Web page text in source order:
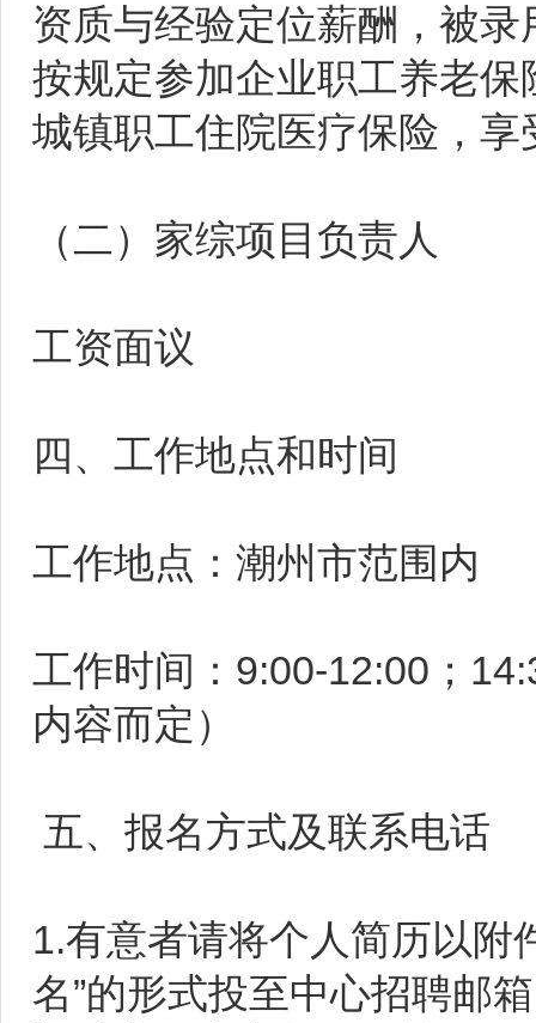
资质与经验定位薪酬，被
按规定参加企业职工养老
城镇职工住院医疗保险，
（二）家综项目负责人
工资面议
四、工作地点和时间
工作地点：潮州市范围内
工作时间：9:00-12:00；
内容而定）
五、报名方式及联系电话
1.有意者请将个人简历以附
名”的形式投至中心招聘邮